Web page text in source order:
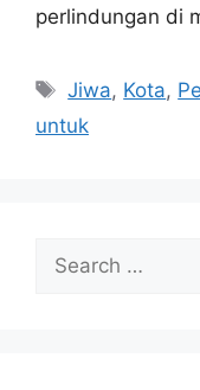
perlindungan di
Tags
Jiwa, Kota,
untuk
for: